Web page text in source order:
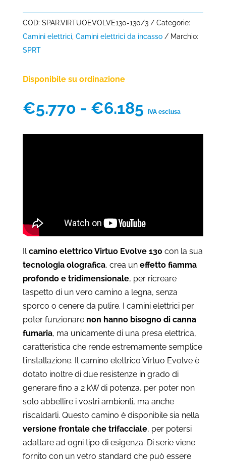
COD: SPAR.VIRTUOEVOLVE130-130/3
Categorie:
Camini elettrici, Camini elettrici da incasso
Marchio:
SPRT
Disponibile su ordinazione
€5.770 - €6.185Fascia
prezzo:
IVA esclusa
Ilcamino elettrico Virtuo Evolve 130 con la sua
tecnologia olografica, crea un effetto fiamma
profondo e tridimensionale, per ricreare
l’aspetto di un vero camino a legna, senza
sporco o cenere da pulire. I camini elettrici per
poter funzionare non hanno bisogno di canna
fumaria, ma unicamente di una presa elettrica,
caratteristica che rende estremamente semplice
l’installazione. Il camino elettrico Virtuo Evolve è
dotato inoltre di due resistenze in grado di
generare fino a 2 kW di potenza, per poter non
solo abbellire i vostri ambienti, ma anche
riscaldarli. Questo camino è disponibile sia nella
versione frontale che trifacciale, per potersi
adattare ad ogni tipo di esigenza. Di serie viene
fornito con un vetro standard che può essere